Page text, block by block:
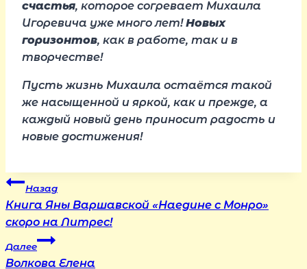
счастья, которое согревает Михаила
Игоревича уже много лет!Новых
горизонтов, как в работе, так и в
творчестве!
Пусть жизнь Михаила остаётся такой
же насыщенной и яркой, как и прежде, а
каждый новый день приносит радость и
новые достижения!
Навигация
по
Назад
Книга Яны Варшавской «Наедине с Монро»
скоро на Литрес!
Далее
Волкова Елена